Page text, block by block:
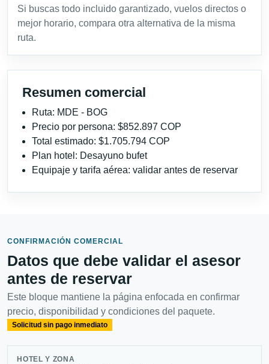
Si buscas todo incluido garantizado, vuelos directos o
mejor horario, compara otra alternativa de la misma
ruta.
Resumen comercial
Ruta: MDE - BOG
Precio por persona: $852.897 COP
Total estimado: $1.705.794 COP
Plan hotel: Desayuno bufet
Equipaje y tarifa aérea: validar antes de reservar
CONFIRMACIÓN COMERCIAL
Datos que debe validar el asesor
antes de reservar
Este bloque mantiene la página enfocada en confirmar
precio, disponibilidad y condiciones del paquete.
Solicitud sin pago inmediato
HOTEL Y ZONA